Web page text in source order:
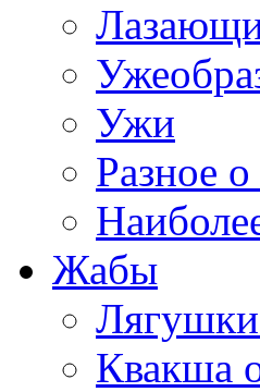
Ужи
Разное
Жабы
Квакша